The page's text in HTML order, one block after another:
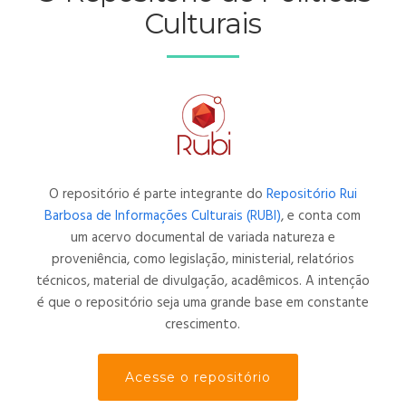
Culturais
O repositório é parte integrante do Repositório Rui
Barbosa de Informações Culturais (RUBI), e conta com
um acervo documental de variada natureza e
proveniência, como legislação, ministerial, relatórios
técnicos, material de divulgação, acadêmicos. A intenção
é que o repositório seja uma grande base em constante
crescimento.
Acesse o repositório